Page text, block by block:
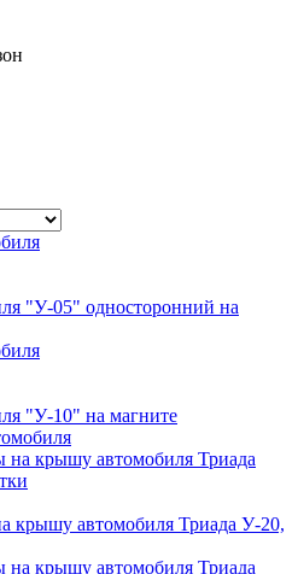
"У-05" односторонний на
"У-10" на магните
крышу автомобиля Триада У-20,